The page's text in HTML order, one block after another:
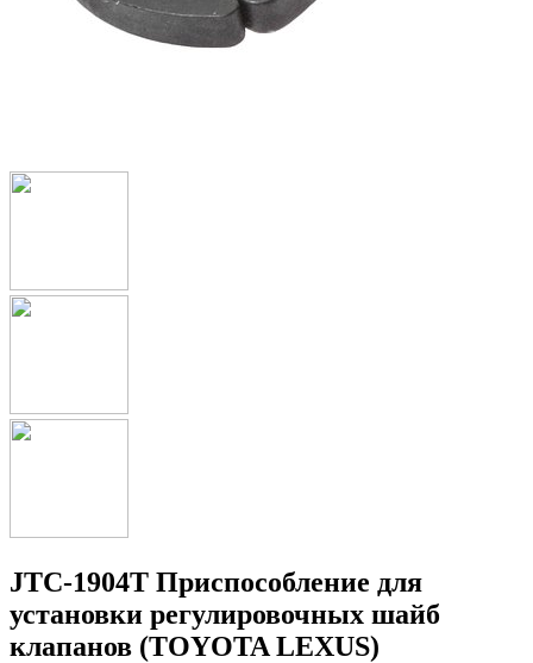
JTC-1904T Приспособление для
установки регулировочных шайб
клапанов (TOYOTA LEXUS)